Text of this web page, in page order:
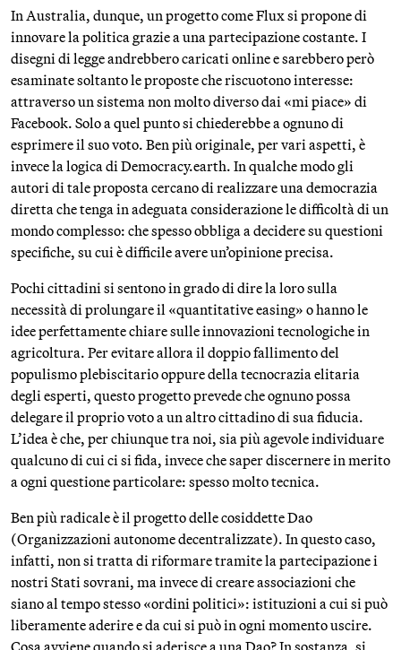
In Australia, dunque, un progetto come Flux si propone di
innovare la politica grazie a una partecipazione costante. I
disegni di legge andrebbero caricati online e sarebbero però
esaminate soltanto le proposte che riscuotono interesse:
attraverso un sistema non molto diverso dai «mi piace» di
Facebook. Solo a quel punto si chiederebbe a ognuno di
esprimere il suo voto. Ben più originale, per vari aspetti, è
invece la logica di Democracy.earth. In qualche modo gli
autori di tale proposta cercano di realizzare una democrazia
diretta che tenga in adeguata considerazione le difficoltà di un
mondo complesso: che spesso obbliga a decidere su questioni
specifiche, su cui è difficile avere un’opinione precisa.
Pochi cittadini si sentono in grado di dire la loro sulla
necessità di prolungare il «quantitative easing» o hanno le
idee perfettamente chiare sulle innovazioni tecnologiche in
agricoltura. Per evitare allora il doppio fallimento del
populismo plebiscitario oppure della tecnocrazia elitaria
degli esperti, questo progetto prevede che ognuno possa
delegare il proprio voto a un altro cittadino di sua fiducia.
L’idea è che, per chiunque tra noi, sia più agevole individuare
qualcuno di cui ci si fida, invece che saper discernere in merito
a ogni questione particolare: spesso molto tecnica.
Ben più radicale è il progetto delle cosiddette Dao
(Organizzazioni autonome decentralizzate). In questo caso,
infatti, non si tratta di riformare tramite la partecipazione i
nostri Stati sovrani, ma invece di creare associazioni che
siano al tempo stesso «ordini politici»: istituzioni a cui si può
liberamente aderire e da cui si può in ogni momento uscire.
Cosa avviene quando si aderisce a una Dao? In sostanza, si